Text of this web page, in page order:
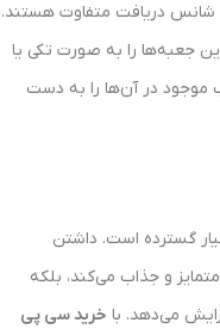
شانس دریافت متفاوت هستند.
جعبه‌ها را به صورت تکی یا
کمیاب موجود در آن‌ها را به دست
گسترده است. داشتن
و جذاب می‌کند، بلکه
می‌دهد. با خرید سی پی